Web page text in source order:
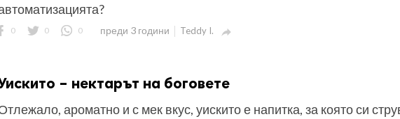
0 0 0 преди 3 години Teddy I. 
– нектарът на боговете
ароматно и с мек вкус, уискито е напитка, за която си